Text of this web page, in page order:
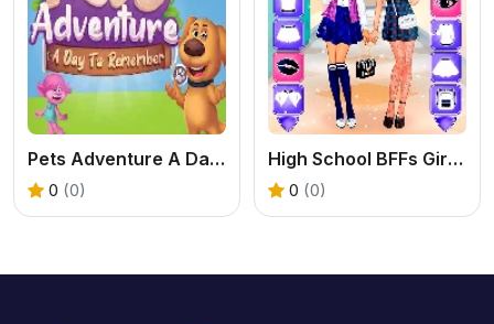
Pets Adventure A Day To Remember
0 (0)
High School BFFs Girls Team
0 (0)